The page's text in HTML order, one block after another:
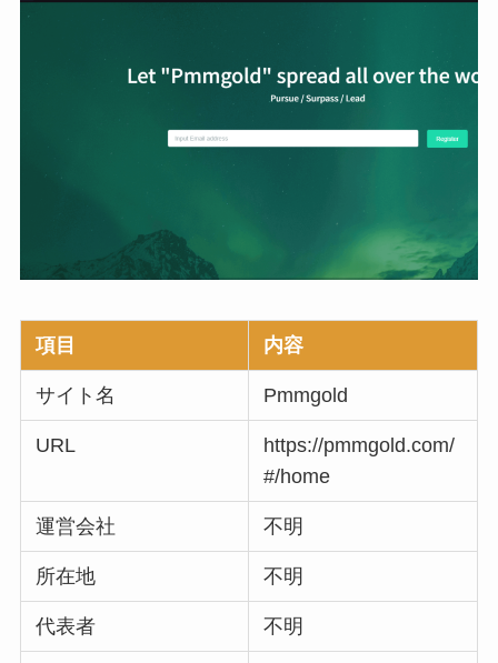
項目 内容
サイト名 Pmmgold
URL
https://pmmgold.com/
#/home
運営会社 不明
所在地 不明
代表者 不明